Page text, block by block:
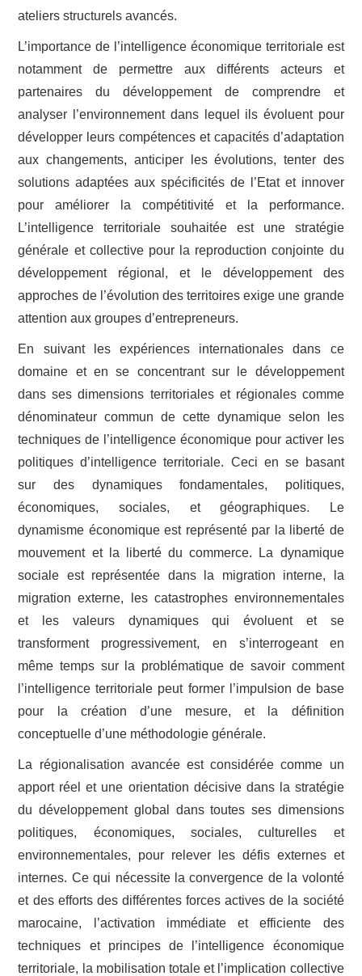
ateliers structurels avancés.
L’importance de l’intelligence économique territoriale est
notamment de permettre aux différents acteurs et
partenaires du développement de comprendre et
analyser l’environnement dans lequel ils évoluent pour
développer leurs compétences et capacités d’adaptation
aux changements, anticiper les évolutions, tenter des
solutions adaptées aux spécificités de l’Etat et innover
pour améliorer la compétitivité et la performance.
L’intelligence territoriale souhaitée est une stratégie
générale et collective pour la reproduction conjointe du
développement régional, et le développement des
approches de l’évolution des territoires exige une grande
attention aux groupes d’entrepreneurs.
En suivant les expériences internationales dans ce
domaine et en se concentrant sur le développement
dans ses dimensions territoriales et régionales comme
dénominateur commun de cette dynamique selon les
techniques de l’intelligence économique pour activer les
politiques d’intelligence territoriale. Ceci en se basant
sur des dynamiques fondamentales, politiques,
économiques, sociales, et géographiques. Le
dynamisme économique est représenté par la liberté de
mouvement et la liberté du commerce. La dynamique
sociale est représentée dans la migration interne, la
migration externe, les catastrophes environnementales
et les valeurs dynamiques qui évoluent et se
transforment progressivement, en s’interrogeant en
même temps sur la problématique de savoir comment
l’intelligence territoriale peut former l’impulsion de base
pour la création d’une mesure, et la définition
conceptuelle d’une méthodologie générale.
La régionalisation avancée est considérée comme un
apport réel et une orientation décisive dans la stratégie
du développement global dans toutes ses dimensions
politiques, économiques, sociales, culturelles et
environnementales, pour relever les défis externes et
internes. Ce qui nécessite la convergence de la volonté
et des efforts des différentes forces actives de la société
marocaine, l’activation immédiate et efficiente des
techniques et principes de l’intelligence économique
territoriale, la mobilisation totale et l’implication collective